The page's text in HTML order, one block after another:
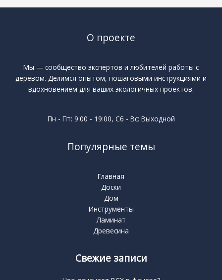
О проекте
Мы — сообщество экспертов и любителей работы с
деревом. Делимся опытом, пошаговыми инструкциями и
вдохновением для ваших экологичных проектов.
Пн - Пт: 9:00 - 19:00, Сб - Вс: Выходной
Популярные темы
Главная
Доски
Дом
Инструменты
Ламинат
Древесина
Свежие записи